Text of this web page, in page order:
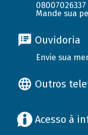
08007026337
Mande sua
Ouvidoria
Envie sua
Outros
Acesso à